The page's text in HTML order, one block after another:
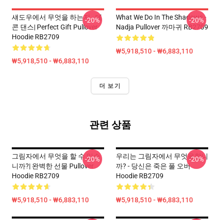
섀도우에서 무엇을 하는지 - 데
콘 댄스| Perfect Gift Pullover
Hoodie RB2709
₩5,918,510 - ₩6,883,110
-20%
What We Do In The Shadows -
Nadja Pullover 까마귀 RB2709
₩5,918,510 - ₩6,883,110
-20%
더 보기
관련 상품
그림자에서 무엇을 할 수 있습
니까?| 완벽한 선물 Pullover
Hoodie RB2709
₩5,918,510 - ₩6,883,110
-20%
우리는 그림자에서 무엇을합니
까? - 당신은 죽은 풀 오버
Hoodie RB2709
₩5,918,510 - ₩6,883,110
-20%